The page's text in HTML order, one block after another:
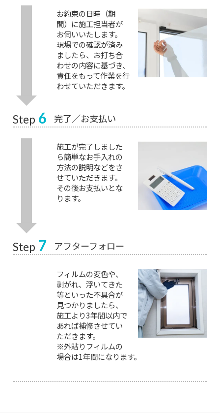
お約束の日時（期
間）に施工担当者が
お伺いいたします。
現場での確認が済み
ましたら、お打ち合
わせの内容に基づき、
責任をもって作業を行
わせていただきます。
Step 6 完了／お支払い
施工が完了しました
ら簡単なお手入れの
方法の説明などをさ
せていただきます。
その後お支払いとな
ります。
Step 7 アフターフォロー
フィルムの変色や、
剥がれ、浮いてきた
等といった不具合が
見つかりましたら、
施工より3年間以内で
あれば補修させてい
ただきます。
※外貼りフィルムの
場合は1年間になります。